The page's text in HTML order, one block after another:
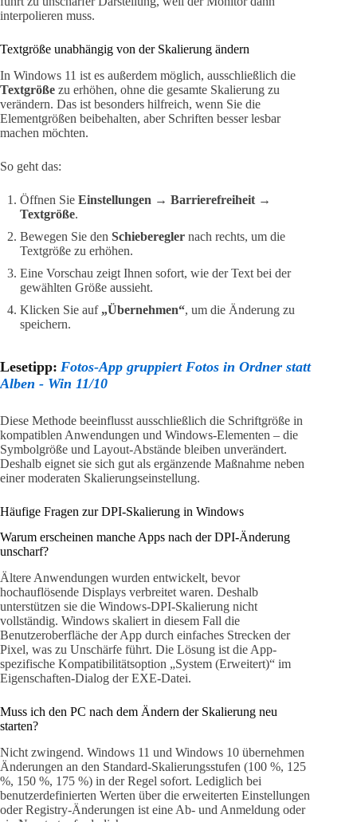
interpolieren muss.
Textgröße unabhängig von der Skalierung ändern
In Windows 11 ist es außerdem möglich, ausschließlich die
Textgröße zu erhöhen, ohne die gesamte Skalierung zu
verändern. Das ist besonders hilfreich, wenn Sie die
Elementgrößen beibehalten, aber Schriften besser lesbar
machen möchten.
So geht das:
Öffnen Sie Einstellungen → Barrierefreiheit →
Textgröße.
Bewegen Sie den Schieberegler nach rechts, um die
Textgröße zu erhöhen.
Eine Vorschau zeigt Ihnen sofort, wie der Text bei der
gewählten Größe aussieht.
Klicken Sie auf „Übernehmen“, um die Änderung zu
speichern.
Lesetipp: Fotos-App gruppiert Fotos in Ordner statt
Alben - Win 11/10
Diese Methode beeinflusst ausschließlich die Schriftgröße in
kompatiblen Anwendungen und Windows-Elementen – die
Symbolgröße und Layout-Abstände bleiben unverändert.
Deshalb eignet sie sich gut als ergänzende Maßnahme neben
einer moderaten Skalierungseinstellung.
Häufige Fragen zur DPI-Skalierung in Windows
Warum erscheinen manche Apps nach der DPI-Änderung
unscharf?
Ältere Anwendungen wurden entwickelt, bevor
hochauflösende Displays verbreitet waren. Deshalb
unterstützen sie die Windows-DPI-Skalierung nicht
vollständig. Windows skaliert in diesem Fall die
Benutzeroberfläche der App durch einfaches Strecken der
Pixel, was zu Unschärfe führt. Die Lösung ist die App-
spezifische Kompatibilitätsoption „System (Erweitert)“ im
Eigenschaften-Dialog der EXE-Datei.
Muss ich den PC nach dem Ändern der Skalierung neu
starten?
Nicht zwingend. Windows 11 und Windows 10 übernehmen
Änderungen an den Standard-Skalierungsstufen (100 %, 125
%, 150 %, 175 %) in der Regel sofort. Lediglich bei
benutzerdefinierten Werten über die erweiterten Einstellungen
oder Registry-Änderungen ist eine Ab- und Anmeldung oder